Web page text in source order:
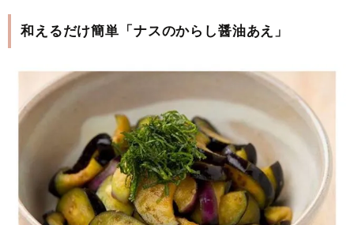
和えるだけ簡単「ナスのからし醤油あえ」